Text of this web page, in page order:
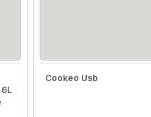
Cookeo Usb